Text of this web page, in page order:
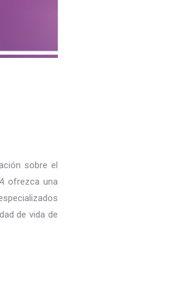
sobre el
ofrezca una
de vida de